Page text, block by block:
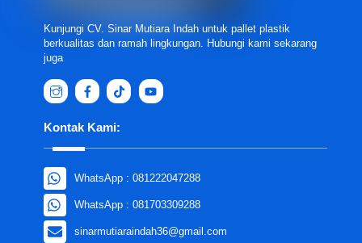
Kunjungi CV. Sinar Mutiara Indah untuk pallet plastik
berkualitas dan ramah lingkungan. Hubungi kami sekarang
juga
Kontak Kami:
WhatsApp : 081222047288
WhatsApp : 081703309288
sinarmutiaraindah36@gmail.com